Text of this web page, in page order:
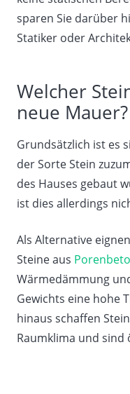
sparen Sie darüber
Statiker oder
Welcher
neue Mauer?
Grundsätzlich ist es
der Sorte Stein
des Hauses gebaut
ist dies allerdings
Als Alternative
Steine aus
Wärmedämmung
Gewichts eine hohe
hinaus schaffen
Raumklima und sind